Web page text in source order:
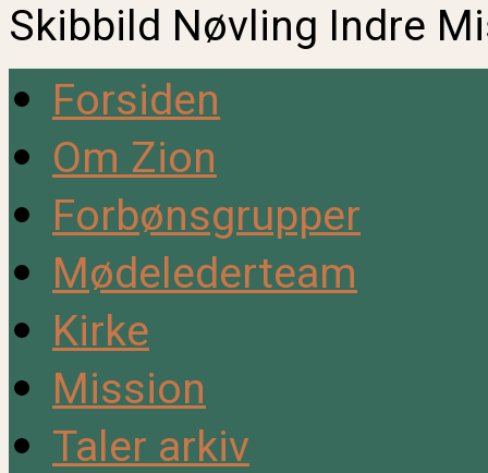
Skibbild Nøvling Indre
Forsiden
Om Zion
Forbønsgrupper
Mødelederteam
Kirke
Mission
Taler arkiv